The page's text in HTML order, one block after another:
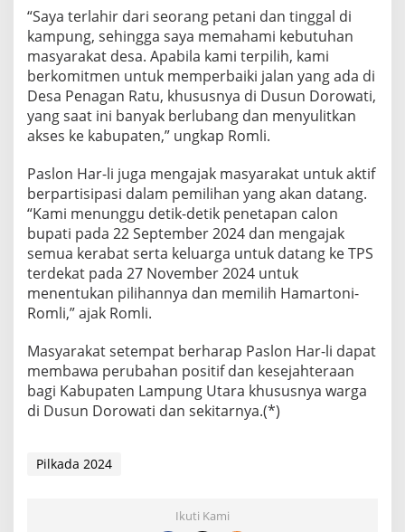
“Saya terlahir dari seorang petani dan tinggal di
kampung, sehingga saya memahami kebutuhan
masyarakat desa. Apabila kami terpilih, kami
berkomitmen untuk memperbaiki jalan yang ada di
Desa Penagan Ratu, khususnya di Dusun Dorowati,
yang saat ini banyak berlubang dan menyulitkan
akses ke kabupaten,” ungkap Romli.
Paslon Har-li juga mengajak masyarakat untuk aktif
berpartisipasi dalam pemilihan yang akan datang.
“Kami menunggu detik-detik penetapan calon
bupati pada 22 September 2024 dan mengajak
semua kerabat serta keluarga untuk datang ke TPS
terdekat pada 27 November 2024 untuk
menentukan pilihannya dan memilih Hamartoni-
Romli,” ajak Romli.
Masyarakat setempat berharap Paslon Har-li dapat
membawa perubahan positif dan kesejahteraan
bagi Kabupaten Lampung Utara khususnya warga
di Dusun Dorowati dan sekitarnya.(*)
Pilkada 2024
Ikuti Kami